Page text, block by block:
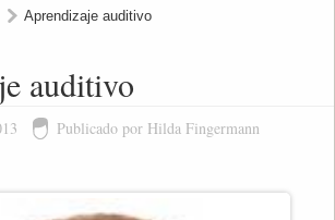
Aprendizaje auditivo
auditivo
Publicado por Hilda Fingermann